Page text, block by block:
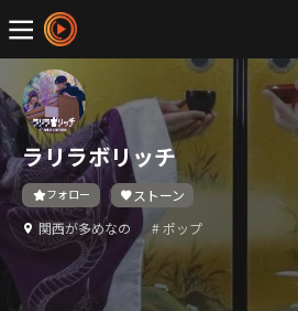
ラリラボリッチ
フォロー
ストーン
関西が多めなの
# ポップ